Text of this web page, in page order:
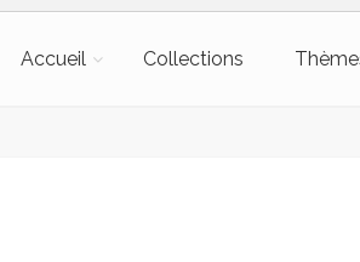
Accueil Collections